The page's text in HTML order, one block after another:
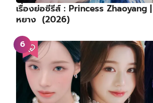
เรื่องย่อซีรีส์ : Princess Zhaoyang
หยาง (2026)